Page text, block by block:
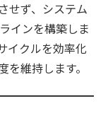
せず、システム
インを構築しま
イクルを効率化
維持します。